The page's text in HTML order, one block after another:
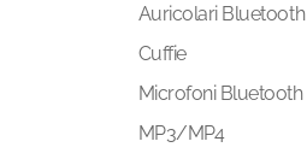
Auricolari Bluetooth
Cuffie
Microfoni Bluetooth
MP3/MP4